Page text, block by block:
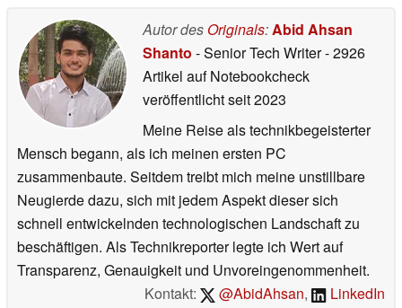
Autor des Originals:Abid Ahsan
Shanto - Senior Tech Writer- 2926
Artikel auf Notebookcheck
veröffentlichtseit 2023
Meine Reise als technikbegeisterter
Mensch begann, als ich meinen ersten PC
zusammenbaute. Seitdem treibt mich meine unstillbare
Neugierde dazu, sich mit jedem Aspekt dieser sich
schnell entwickelnden technologischen Landschaft zu
beschäftigen. Als Technikreporter legte ich Wert auf
Transparenz, Genauigkeit und Unvoreingenommenheit.
Kontakt:
@AbidAhsan, LinkedIn